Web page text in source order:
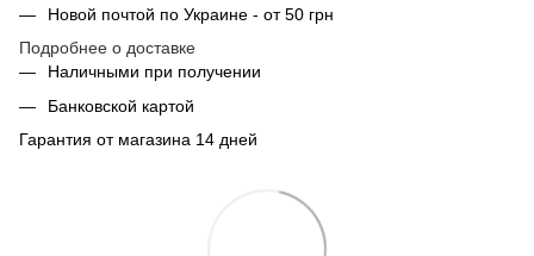
Новой почтой по Украине - от 50 грн
Подробнее о доставке
Наличными при получении
Банковской картой
Гарантия от магазина 14 дней